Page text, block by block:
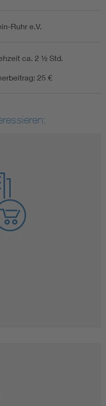
Ruhr e.V.
ca. 2 ½ Std.
25 €